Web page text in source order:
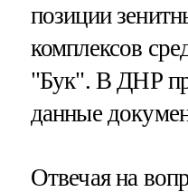
позиции
комплексов
"Бук". В ДНР
данные
Отвечая на